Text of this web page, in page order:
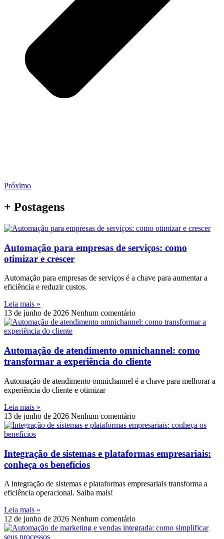
Próximo
+ Postagens
Automação para empresas de serviços: como
otimizar e crescer
Automação para empresas de serviços é a chave para aumentar a
eficiência e reduzir custos.
Leia mais »
13 de junho de 2026 Nenhum comentário
Automação de atendimento omnichannel: como
transformar a experiência do cliente
Automação de atendimento omnichannel é a chave para melhorar a
experiência do cliente e otimizar
Leia mais »
13 de junho de 2026 Nenhum comentário
Integração de sistemas e plataformas empresariais:
conheça os benefícios
A integração de sistemas e plataformas empresariais transforma a
eficiência operacional. Saiba mais!
Leia mais »
12 de junho de 2026 Nenhum comentário